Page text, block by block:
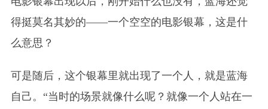
得挺莫名其妙的——一个空空的电影银幕，这是什
么意思？
可是随后，这个银幕里就出现了一个人，就是蓝海
自己。“当时的场景就像什么呢？就像一个人站在一